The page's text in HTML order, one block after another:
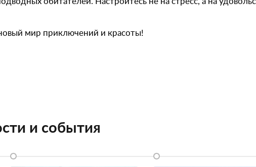
мир приключений и красоты!
и события